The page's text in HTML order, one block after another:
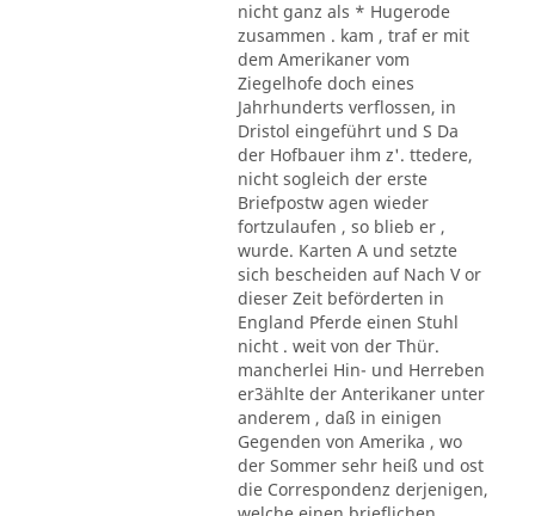
nicht ganz als * Hugerode
zusammen . kam , traf er mit
dem Amerikaner vom
Ziegelhofe doch eines
Jahrhunderts verflossen, in
Dristol eingeführt und S Da
der Hofbauer ihm z'. ttedere,
nicht sogleich der erste
Briefpostw agen wieder
fortzulaufen , so blieb er ,
wurde. Karten A und setzte
sich bescheiden auf Nach V or
dieser Zeit beförderten in
England Pferde einen Stuhl
nicht . weit von der Thür.
mancherlei Hin- und Herreben
er3ählte der Anterikaner unter
anderem , daß in einigen
Gegenden von Amerika , wo
der Sommer sehr heiß und ost
die Correspondenz derjenigen,